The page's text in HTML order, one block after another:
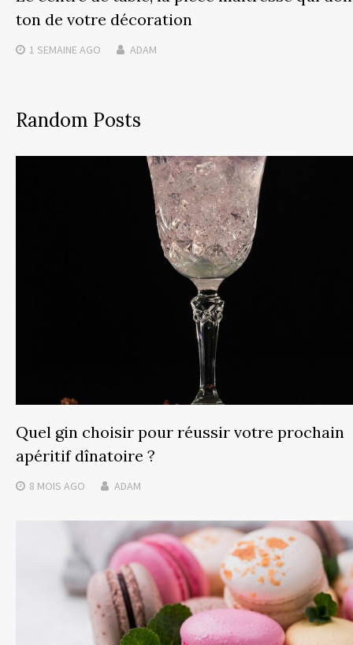
ton de votre décoration
1 SEMAINE AGO ADAM
Random Posts
Quel gin choisir pour réussir votre prochain
apéritif dînatoire ?
8 MOIS AGO ADAM